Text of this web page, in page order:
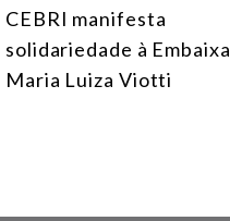
CEBRI manifesta
solidariedade à
Maria Luiza Viotti